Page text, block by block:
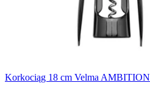
Korkociąg 18 cm Velma AMBITION